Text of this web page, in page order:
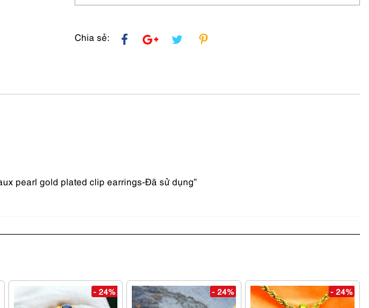
sử
lượng
Chia sẻ:
pearl gold plated clip earrings-Đã sử dụng”
- 24% - 24% - 24%